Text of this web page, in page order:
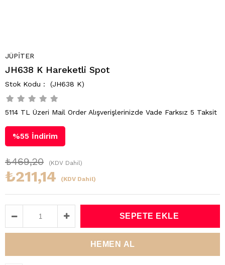
JÜPİTER
JH638 K Hareketli Spot
(JH638 K)
5114 TL Üzeri Mail Order Alışverişlerinizde Vade Farksız 5 Taksit
%55 İndirim
₺469,20 (KDV Dahil)
₺211,14 (KDV Dahil)